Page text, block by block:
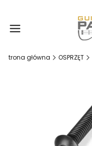
Strona główna OSPRZĘT